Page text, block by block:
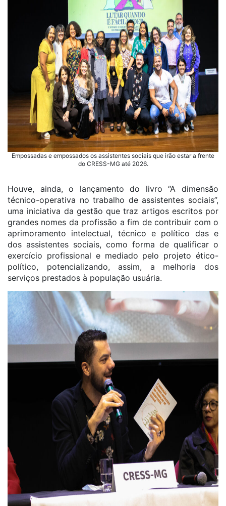
Empossadas e empossados os assistentes sociais que irão estar a frente
do CRESS-MG até 2026.
Houve, ainda, o lançamento do livro “A dimensão
técnico-operativa no trabalho de assistentes sociais”,
uma iniciativa da gestão que traz artigos escritos por
grandes nomes da profissão a fim de contribuir com o
aprimoramento intelectual, técnico e político das e
dos assistentes sociais, como forma de qualificar o
exercício profissional e mediado pelo projeto ético-
político, potencializando, assim, a melhoria dos
serviços prestados à população usuária.